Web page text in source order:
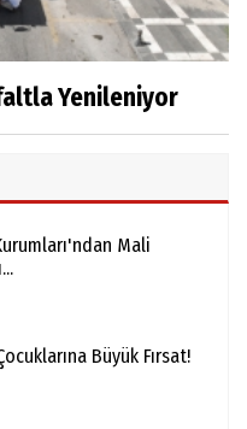
Yenileniyor
Mali
Büyük Fırsat!